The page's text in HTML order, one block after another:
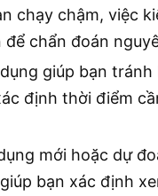
chạy chậm, việc
chẩn đoán
giúp bạn tránh
định thời điểm
mới hoặc dự
bạn xác định